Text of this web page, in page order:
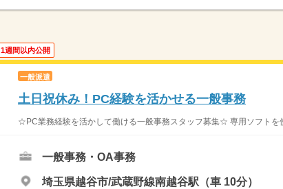
1週間以内公開
一般派遣
土日祝休み！PC経験を活かせる一般事務
☆PC業務経験を活かして働ける一般事務スタッフ募集☆ 専用ソフトを
一般事務・OA事務
埼玉県越谷市/武蔵野線南越谷駅（車 10分）